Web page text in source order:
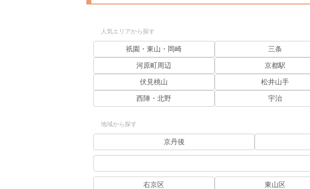
人気エリアから探す
祇園・東山・岡崎 三条
河原町周辺 京都駅
伏見桃山 松井山手
西陣・北野 宇治
地域から探す
京丹後
右京区 東山区